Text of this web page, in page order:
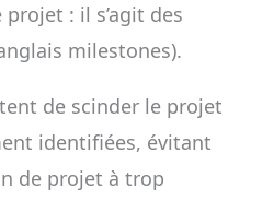
projet : il s’agit des
milestones).
de scinder le projet
identifiées, évitant
de projet à trop